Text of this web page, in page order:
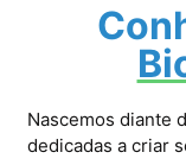
Nascemos diante
dedicadas a criar